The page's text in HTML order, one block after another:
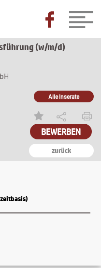
(w/m/d)
zurück
Alle Inserate